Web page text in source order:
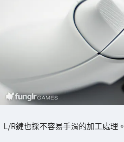
L/R鍵也採不容易手滑的加工處理。